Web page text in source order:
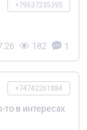
+79637235395
182 1
+74742261884
то в интересах